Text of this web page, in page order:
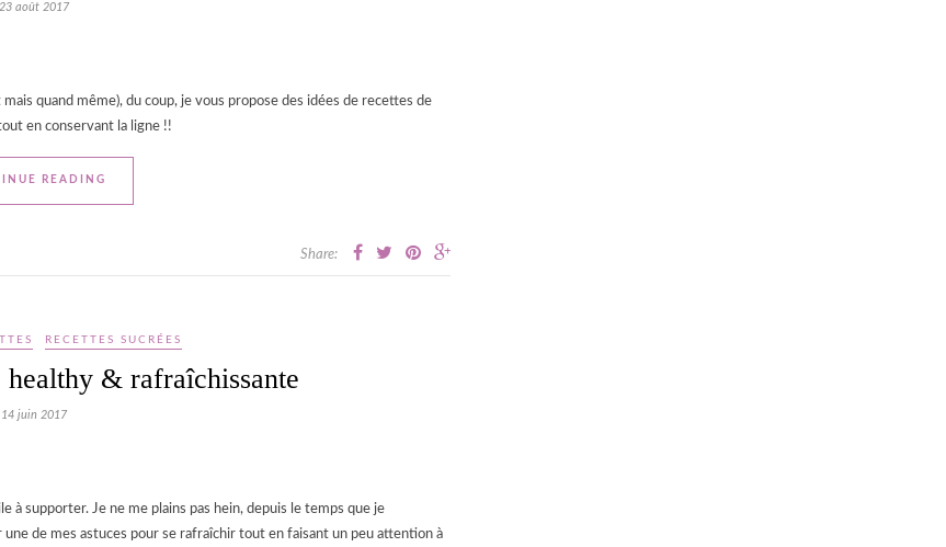
23 août 2017
quand même), du coup, je vous propose des idées de recettes de
en conservant la ligne !!
READING
Share:
RECETTES SUCRÉES
healthy & rafraîchissante
14 juin 2017
à supporter. Je ne me plains pas hein, depuis le temps que je
de mes astuces pour se rafraîchir tout en faisant un peu attention à